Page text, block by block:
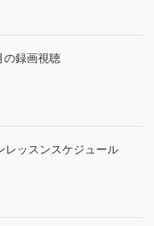
の録画視聴
レッスンスケジュール